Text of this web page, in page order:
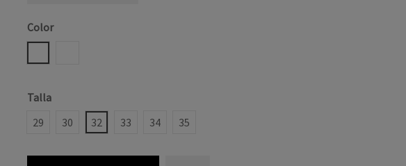
Color
Talla
29
30 32 33 34 35